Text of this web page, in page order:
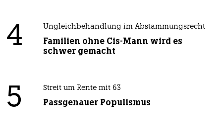
4 Ungleichbehandlung im Abstammungsrecht
Familien ohne Cis-Mann wird es
schwer gemacht
5 Streit um Rente mit 63
Passgenauer Populismus